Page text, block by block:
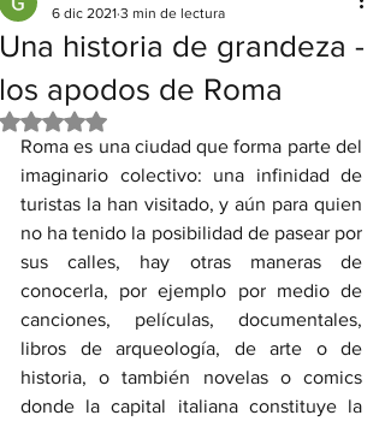
Una historia de grandeza -
los apodos de Roma
6 dic 2021 3 min de lectura
Obtuvo NaN de 5 estrellas.
Roma es una ciudad que forma parte del
imaginario colectivo: una infinidad de
turistas la han visitado, y aún para quien
no ha tenido la posibilidad de pasear por
sus calles, hay otras maneras de
conocerla, por ejemplo por medio de
canciones, películas, documentales,
libros de arqueología, de arte o de
historia, o también novelas o comics
donde la capital italiana constituye la